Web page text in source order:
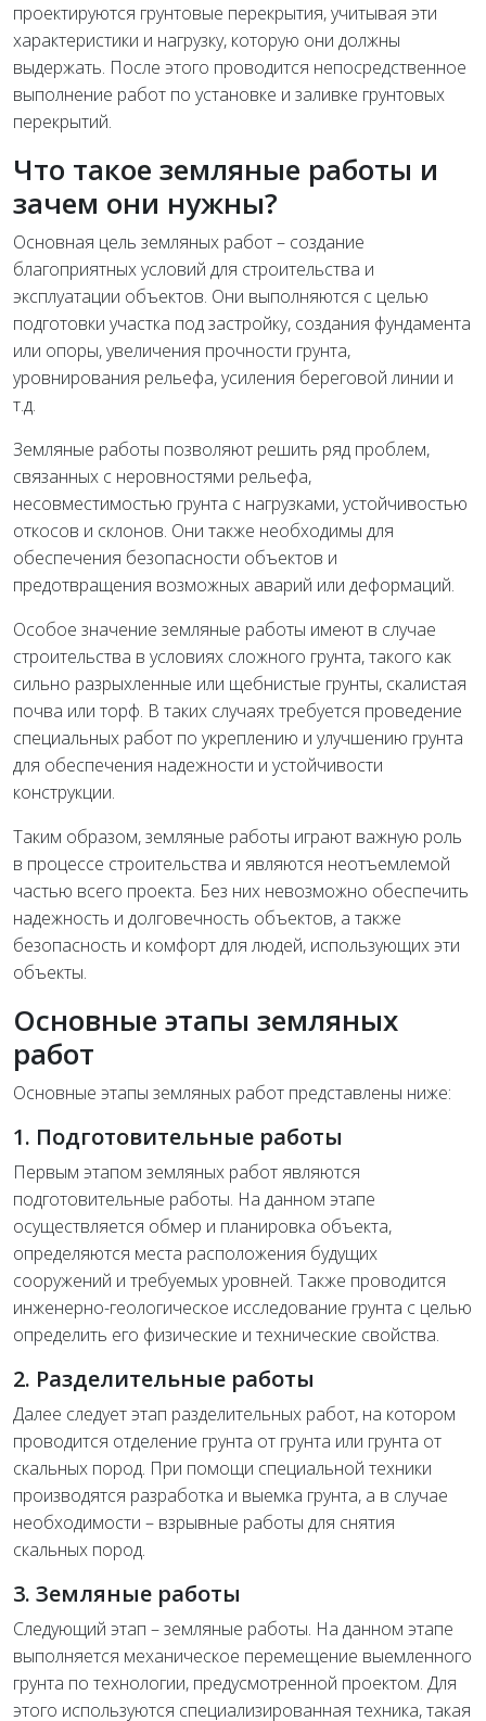
проектируются грунтовые перекрытия, учитывая эти
характеристики и нагрузку, которую они должны
выдержать. После этого проводится непосредственное
выполнение работ по установке и заливке грунтовых
перекрытий.
Что такое земляные работы и
зачем они нужны?
Основная цель земляных работ – создание
благоприятных условий для строительства и
эксплуатации объектов. Они выполняются с целью
подготовки участка под застройку, создания фундамента
или опоры, увеличения прочности грунта,
уровнирования рельефа, усиления береговой линии и
т.д.
Земляные работы позволяют решить ряд проблем,
связанных с неровностями рельефа,
несовместимостью грунта с нагрузками, устойчивостью
откосов и склонов. Они также необходимы для
обеспечения безопасности объектов и
предотвращения возможных аварий или деформаций.
Особое значение земляные работы имеют в случае
строительства в условиях сложного грунта, такого как
сильно разрыхленные или щебнистые грунты, скалистая
почва или торф. В таких случаях требуется проведение
специальных работ по укреплению и улучшению грунта
для обеспечения надежности и устойчивости
конструкции.
Таким образом, земляные работы играют важную роль
в процессе строительства и являются неотъемлемой
частью всего проекта. Без них невозможно обеспечить
надежность и долговечность объектов, а также
безопасность и комфорт для людей, использующих эти
объекты.
Основные этапы земляных
работ
Основные этапы земляных работ представлены ниже:
1. Подготовительные работы
Первым этапом земляных работ являются
подготовительные работы. На данном этапе
осуществляется обмер и планировка объекта,
определяются места расположения будущих
сооружений и требуемых уровней. Также проводится
инженерно-геологическое исследование грунта с целью
определить его физические и технические свойства.
2. Разделительные работы
Далее следует этап разделительных работ, на котором
проводится отделение грунта от грунта или грунта от
скальных пород. При помощи специальной техники
производятся разработка и выемка грунта, а в случае
необходимости – взрывные работы для снятия
скальных пород.
3. Земляные работы
Следующий этап – земляные работы. На данном этапе
выполняется механическое перемещение выемленного
грунта по технологии, предусмотренной проектом. Для
этого используются специализированная техника, такая